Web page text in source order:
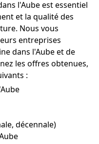
l'Aube est essentiel
et la qualité des
Nous vous
entreprises
dans l'Aube et de
les offres obtenues,
:
décennale)